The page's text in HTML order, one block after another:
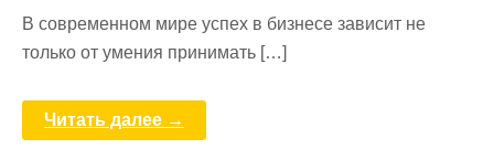
В современном мире успех в бизнесе зависит не
только от умения принимать […]
Читать далее →